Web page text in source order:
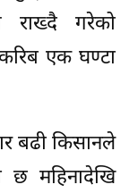
राख्दै गरेको
एक घण्टा
बढी किसानले
छ महिनादेखि